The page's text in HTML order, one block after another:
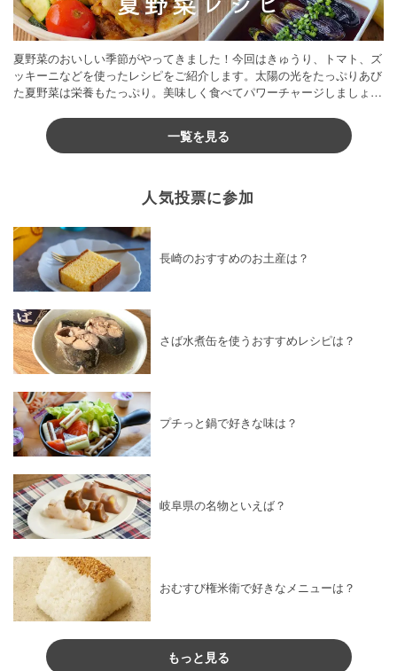
夏野菜のおいしい季節がやってきました！今回はきゅうり、トマト、ズ
ッキーニなどを使ったレシピをご紹介します。太陽の光をたっぷりあび
た夏野菜は栄養もたっぷり。美味しく食べてパワーチャージしましょう
一覧を見る
人気投票に参加
長崎のおすすめのお土産は？
さば水煮缶を使うおすすめレシピは？
プチっと鍋で好きな味は？
岐阜県の名物といえば？
おむすび権米衛で好きなメニューは？
もっと見る